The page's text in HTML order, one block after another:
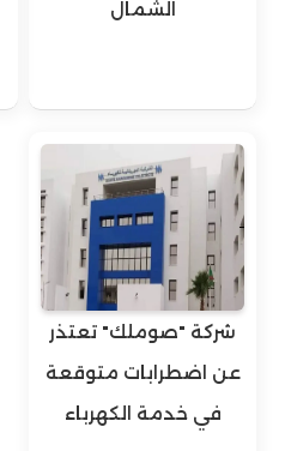
الشمال
شركة "صوملك" تعتذر
عن اضطرابات متوقعة
في خدمة الكهرباء